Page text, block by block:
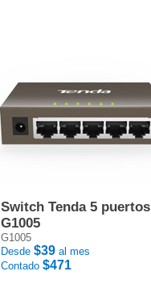
Switch Tenda 5 puertos
G1005
G1005
Desde $39 al mes
Contado $471